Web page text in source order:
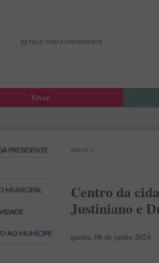
FALE COM A PRESIDENTE
Viver
Municipal
Opções do Plano e Orçamento
na Autarquia
PRESIDENTE
MUNICIPAL
AO MUNÍCIPE
INICIO >
Centro da
Justiniano e
quinta, 06 de junho 2024